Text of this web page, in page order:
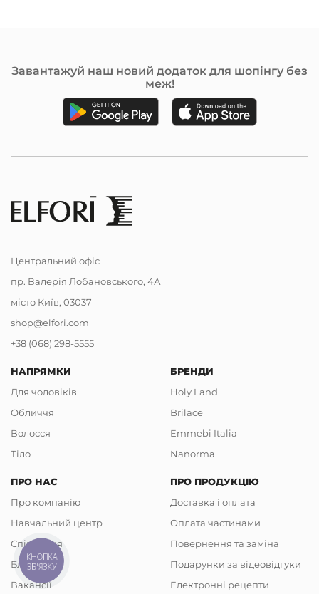
Завантажуй наш новий додаток для шопінгу без
меж!
Центральний офіс
пр. Валерія Лобановського, 4А
місто Київ, 03037
shop@elfori.com
+38 (068) 298-5555
НАПРЯМКИ
Для чоловіків
Обличчя
Волосся
Тіло
БРЕНДИ
Holy Land
Brilace
Emmebi Italia
Nanorma
ПРО НАС
Про компанію
Навчальний центр
Співпраця
Блог
Вакансії
ПРО ПРОДУКЦІЮ
Доставка і оплата
Оплата частинами
Повернення та заміна
Подарунки за відеовідгуки
Електронні рецепти
КНОПКА
ЗВ'ЯЗКУ